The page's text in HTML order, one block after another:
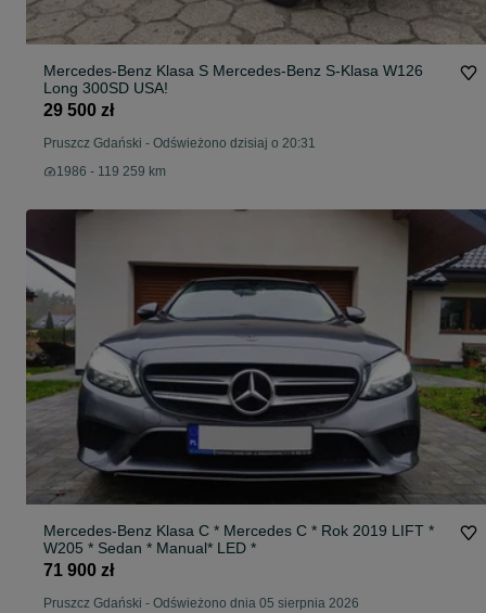
Mercedes-Benz Klasa S Mercedes-Benz S-Klasa W126
Long 300SD USA!
29 500 zł
Pruszcz Gdański - Odświeżono dzisiaj o 20:31
1986 - 119 259 km
Mercedes-Benz Klasa C * Mercedes C * Rok 2019 LIFT *
W205 * Sedan * Manual* LED *
71 900 zł
Pruszcz Gdański - Odświeżono dnia 05 sierpnia 2026